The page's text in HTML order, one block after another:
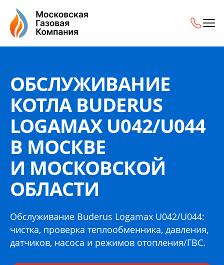
ОБСЛУЖИВАНИЕ
КОТЛА BUDERUS
LOGAMAX U042/U044
В МОСКВЕ
И МОСКОВСКОЙ
ОБЛАСТИ
Обслуживание Buderus Logamax U042/U044:
чистка, проверка теплообменника, давления,
датчиков, насоса и режимов отопления/ГВС.